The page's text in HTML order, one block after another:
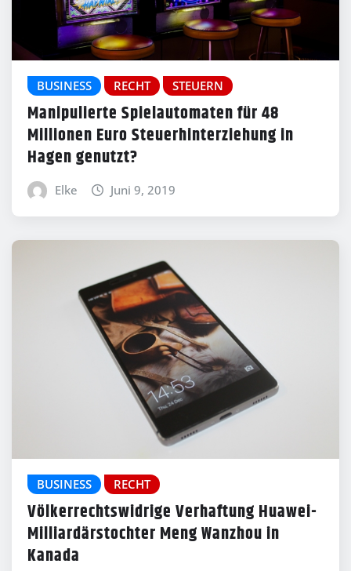
BUSINESS RECHT STEUERN
Manipulierte Spielautomaten für 48
Millionen Euro Steuerhinterziehung in
Hagen genutzt?
Elke Juni 9, 2019
BUSINESS RECHT
Völkerrechtswidrige Verhaftung Huawei-
Milliardärstochter Meng Wanzhou in
Kanada